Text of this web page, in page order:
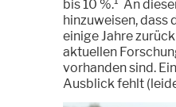
bis 10 %.
An
hinzuweisen, dass
einige Jahre
aktuellen
vorhanden sind.
Ausblick fehlt